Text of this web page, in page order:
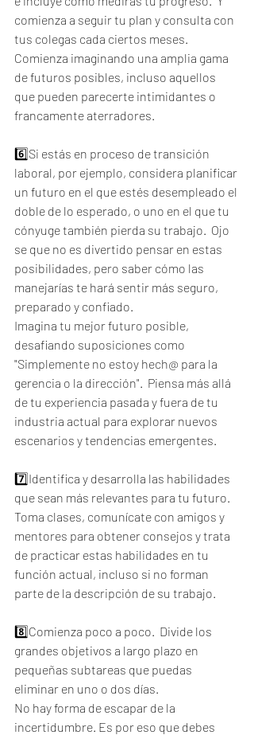
comienza a seguir tu plan y consulta con
tus colegas cada ciertos meses.
Comienza imaginando una amplia gama
de futuros posibles, incluso aquellos
que pueden parecerte intimidantes o
francamente aterradores.
6️⃣Si estás en proceso de transición
laboral, por ejemplo, considera planificar
un futuro en el que estés desempleado el
doble de lo esperado, o uno en el que tu
cónyuge también pierda su trabajo.  Ojo
se que no es divertido pensar en estas
posibilidades, pero saber cómo las
manejarías te hará sentir más seguro,
preparado y confiado.
Imagina tu mejor futuro posible,
desafiando suposiciones como
"Simplemente no estoy hech@ para la
gerencia o la dirección".  Piensa más allá
de tu experiencia pasada y fuera de tu
industria actual para explorar nuevos
escenarios y tendencias emergentes.
7️⃣Identifica y desarrolla las habilidades
que sean más relevantes para tu futuro.
Toma clases, comunícate con amigos y
mentores para obtener consejos y trata
de practicar estas habilidades en tu
función actual, incluso si no forman
parte de la descripción de su trabajo.
8️⃣Comienza poco a poco.  Divide los
grandes objetivos a largo plazo en
pequeñas subtareas que puedas
eliminar en uno o dos días.
No hay forma de escapar de la
incertidumbre. Es por eso que debes